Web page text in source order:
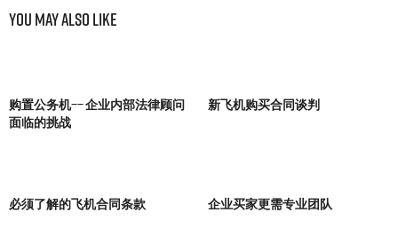
You May Also Like
购置公务机—— 企业内部法律顾问
面临的挑战
新飞机购买合同谈判
必须了解的飞机合同条款 企业买家更需专业团队